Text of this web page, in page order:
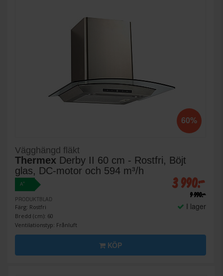
60%
Vägghängd fläkt
Thermex Derby II 60 cm - Rostfri, Böjt
glas, DC-motor och 594 m³/h
A+
PRODUKTBLAD
Färg: Rostfri
Bredd (cm): 60
Ventilationstyp: Frånluft
3 990:-
9 990:-
I lager
KÖP